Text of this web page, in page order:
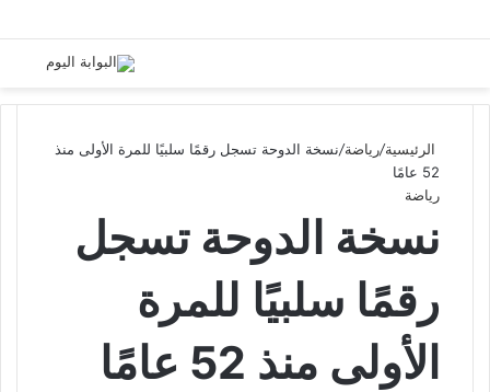
الرئيسية/رياضة/نسخة الدوحة تسجل رقمًا سلبيًا للمرة الأولى منذ
52 عامًا
رياضة
نسخة الدوحة تسجل
رقمًا سلبيًا للمرة
الأولى منذ 52 عامًا